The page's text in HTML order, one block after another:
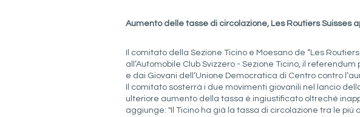
Aumento delle tasse di circolazione, Les Routiers Suisses
Il comitato della Sezione Ticino e Moesano de “Les
all’Automobile Club Svizzero - Sezione Ticino, il referendum
e dai Giovani dell’Unione Democratica di Centro contro
Il comitato sosterrà i due movimenti giovanili nel lancio
ulteriore aumento della tassa è ingiustificato oltreché
aggiunge: "Il Ticino ha già la tassa di circolazione tra le più